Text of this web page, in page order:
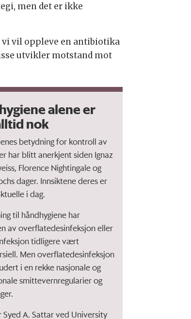
men det er ikke
vil oppleve en antibiotika
utvikler motstand mot
alene er
nok
betydning for kontroll av
har blitt anerkjent siden Ignaz
Florence Nightingale og
dager. Innsiktene deres er
i dag.
til håndhygiene har
av overflatedesinfeksjon eller
tidligere vært
Men overflatedesinfeksjon
i en rekke nasjonale og
smittevernregularier og
Syed A. Sattar ved University